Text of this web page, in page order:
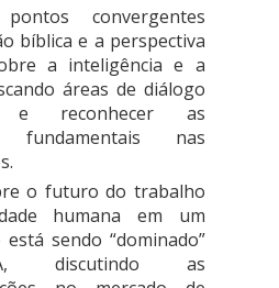
convergentes
bíblica e a perspectiva
a inteligência e a
áreas de diálogo
e reconhecer as
fundamentais nas
o futuro do trabalho
humana em um
sendo “dominado”
discutindo as